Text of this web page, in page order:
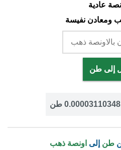
عادية
ومعادن نفيسة
إلى طن
طن إلى اونصة ذهب